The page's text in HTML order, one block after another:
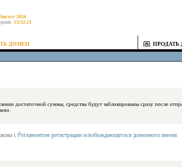
2026
13:32:21
ДОМЕН ПРОДАТЬ
суммы, средства будут заблокированы сразу после отправки заказа. После блокировки
с Регламентом регистрации освобождающегося доменного имени.